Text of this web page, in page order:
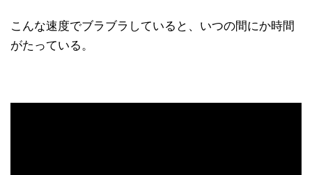
こんな速度でブラブラしていると、いつの間にか時間
がたっている。